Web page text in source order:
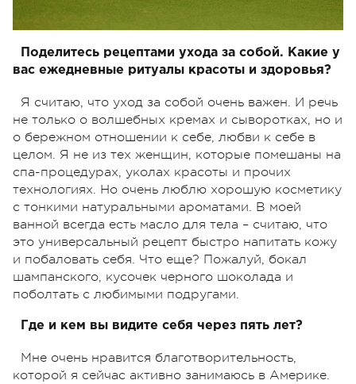
Поделитесь рецептами ухода за собой. Какие у
вас ежедневные ритуалы красоты и здоровья?
Я считаю, что уход за собой очень важен. И речь
не только о волшебных кремах и сыворотках, но и
о бережном отношении к себе, любви к себе в
целом. Я не из тех женщин, которые помешаны на
спа-процедурах, уколах красоты и прочих
технологиях. Но очень люблю хорошую косметику
с тонкими натуральными ароматами. В моей
ванной всегда есть масло для тела – считаю, что
это универсальный рецепт быстро напитать кожу
и побаловать себя. Что еще? Пожалуй, бокал
шампанского, кусочек черного шоколада и
поболтать с любимыми подругами.
Где и кем вы видите себя через пять лет?
Мне очень нравится благотворительность,
которой я сейчас активно занимаюсь в Америке.